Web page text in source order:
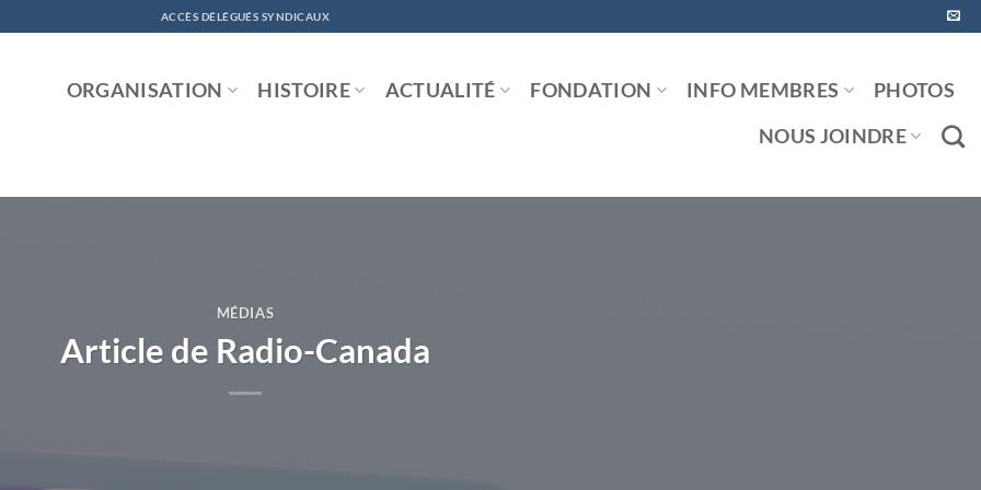
ACCÈS DÉLÉGUÉS SYNDICAUX
ORGANISATION HISTOIRE ACTUALITÉ FONDATION INFO MEMBRES
PHOTOS
NOUS JOINDRE
MÉDIAS
Article de Radio-Canada